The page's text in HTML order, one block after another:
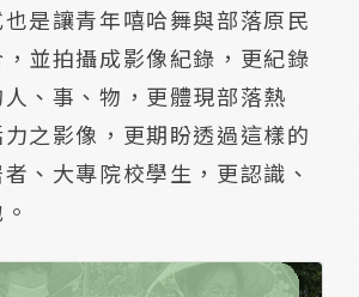
是讓青年嘻哈舞與部落原民
並拍攝成影像紀錄，更紀錄
、事、物，更體現部落熱
之影像，更期盼透過這樣的
、大專院校學生，更認識、
文化推廣工作室(下稱FLAV
返鄉或者移居，這些人都依憑
也慢慢發現，許多左鄰右舍常
子與居⺠們展開了對話，真正
:部落文化與嘻哈文化竟有許多
音樂與舞蹈。更重要的是，大
哈與原⺠的青銀齊舞計畫」
.母路和孫李杰老師的指導下，
也把「聲音採集」的概念帶入
區域的諸多祭儀，包含田祭、
禮」)。
破曉，部落的青年便踏著祖靈
歡呼聲連綿不斷，好似千萬年
仍在代表終點的清晨浪
回了些許的鹽與沙。
，地方聲音素材在成年禮後愈
一齊成長的主題曲，交織而
系列歌舞交流、青銀團康等等
的集體創造，達到舞蹈、音樂
的循環著，裏頭有薄薄部落田
打的祝福。一圈又一圈的舞蹈
著:無論周圍的人們是否來自他
有人都是參與創造「文化」的
片刻，長輩們或分享曾在阿美
問志工們以後是不是能到文化
FLAVOR HUALIEN更加茁壯，
魂」。
於工整的計畫執行，關心地方
的鹽與沙，終於在計畫落幕之
的參與者們，走完了一趟形而